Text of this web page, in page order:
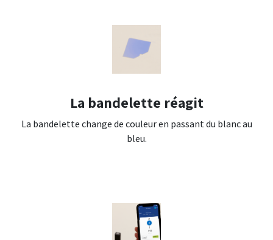
La bandelette réagit
La bandelette change de couleur en passant du blanc au
bleu.